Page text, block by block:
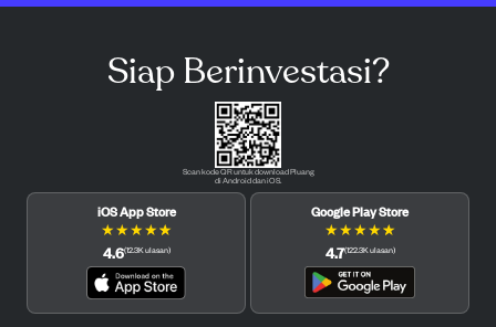
Siap Berinvestasi?
Scan kode QR untuk download Pluang
di Android dan iOS.
iOS App Store
★★★★★
4.6(12.3Kulasan)
Google Play Store
★★★★★
4.7(122.3Kulasan)